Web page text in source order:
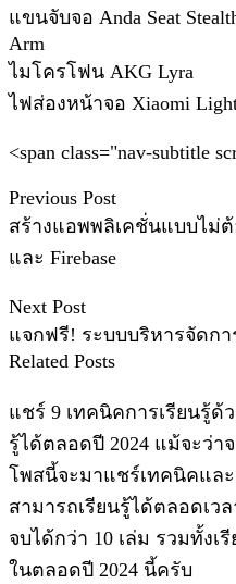
แขนจับจอ Anda Seat
Arm
ไมโครโฟน AKG Lyra
ไฟส่องหน้าจอ Xiaomi
<span class="nav-subtitle
Previous Post
สร้างแอพพลิเคชั่นแบบไม่ต้
และ Firebase
Next Post
แจกฟรี! ระบบบริหารจัดกา
Related Posts
แชร์ 9 เทคนิคการเรียนรู้ด้
รู้ได้ตลอดปี 2024 แม้จะว่า
โพสนี้จะมาแชร์เทคนิคแล
สามารถเรียนรู้ได้ตลอดเ
จบได้กว่า 10 เล่ม รวมทั้งเ
ในตลอดปี 2024 นี้ครับ